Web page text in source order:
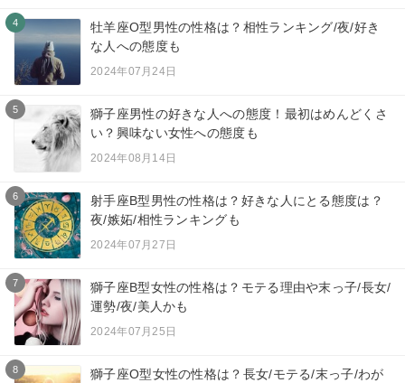
4
牡羊座O型男性の性格は？相性ランキング/夜/好き
な人への態度も
2024年07月24日
5
獅子座男性の好きな人への態度！最初はめんどくさ
い？興味ない女性への態度も
2024年08月14日
6
射手座B型男性の性格は？好きな人にとる態度は？
夜/嫉妬/相性ランキングも
2024年07月27日
7
獅子座B型女性の性格は？モテる理由や末っ子/長女/
運勢/夜/美人かも
2024年07月25日
8
獅子座O型女性の性格は？長女/モテる/末っ子/わが